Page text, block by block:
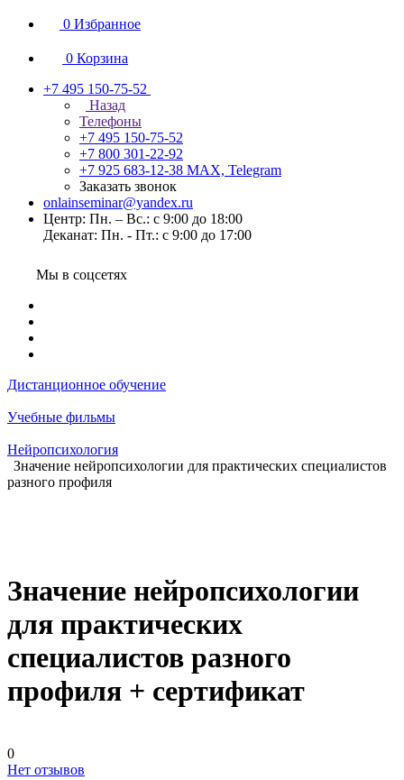
0 Избранное
0 Корзина
+7 495 150-75-52
Назад
Телефоны
+7 495 150-75-52
+7 800 301-22-92
+7 925 683-12-38 MAX, Telegram
Заказать звонок
onlainseminar@yandex.ru
Центр: Пн. – Вс.: с 9:00 до 18:00
Деканат: Пн. - Пт.: с 9:00 до 17:00
Мы в соцсетях
Дистанционное обучение
Учебные фильмы
Нейропсихология
Значение нейропсихологии для практических специалистов
разного профиля
Значение нейропсихологии
для практических
специалистов разного
профиля + сертификат
0
Нет отзывов